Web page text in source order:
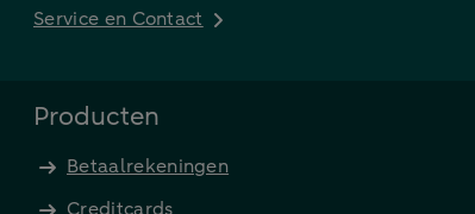
Service en Contact
Producten
Betaalrekeningen